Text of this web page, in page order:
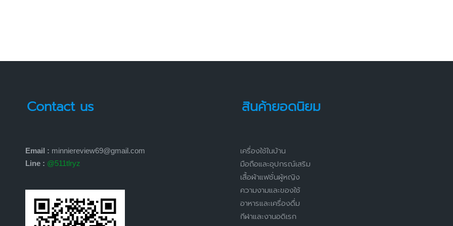
Contact us
Email : minniereview69@gmail.com
Line : @511tlryz
สินค้ายอดนิยม
เครื่องใช้ในบ้าน
มือถือและอุปกรณ์เสริม
เสื้อผ้าแฟชั่นผู้หญิง
ความงามและของใช้
อาหารและเครื่องดื่ม
กีฬาและงานอดิเรก